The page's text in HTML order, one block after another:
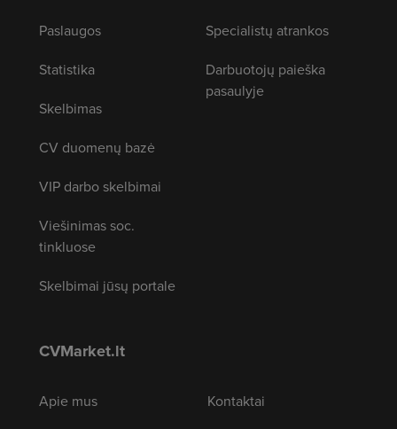
Paslaugos
Statistika
Skelbimas
CV duomenų bazė
VIP darbo skelbimai
Viešinimas soc.
tinkluose
Skelbimai jūsų portale
Specialistų atrankos
Darbuotojų paieška
pasaulyje
CVMarket.lt
Apie mus
Kontaktai